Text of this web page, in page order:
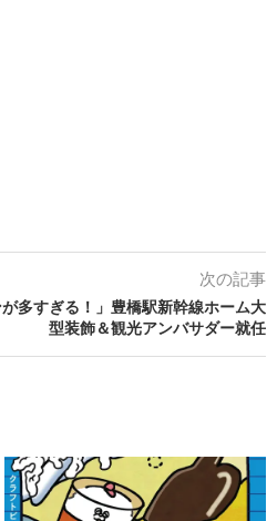
次の記事
が多すぎる！」豊橋駅新幹線ホーム大
型装飾＆観光アンバサダー就任